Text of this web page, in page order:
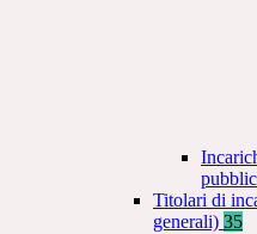
Titolari di
generali) 35